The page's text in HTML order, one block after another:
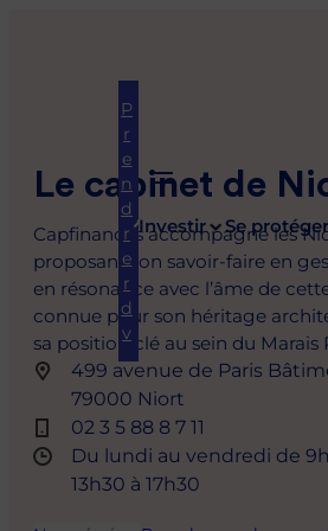
P
r
e
n
d
r
e
r
d
v
Investir
Épargne
Stratégie
d’épargne
Assurance-
Se protéger
Se protéger
Prévoyance
Assurance
Transmission
À propos
La démarche
Capfinances
Nous
Nos guides
Construire
mon
patrimoine
Notre
nos
Le cabinet de
Capfinances accompagne les
proposant son savoir-faire en
en résonance avec l’âme de
connue pour son héritage
sa position clé au sein du Marais
499 avenue de Paris
79000 Niort
02 3 5 88 8 7 11
Du lundi au vendredi de
13h30 à 17h30